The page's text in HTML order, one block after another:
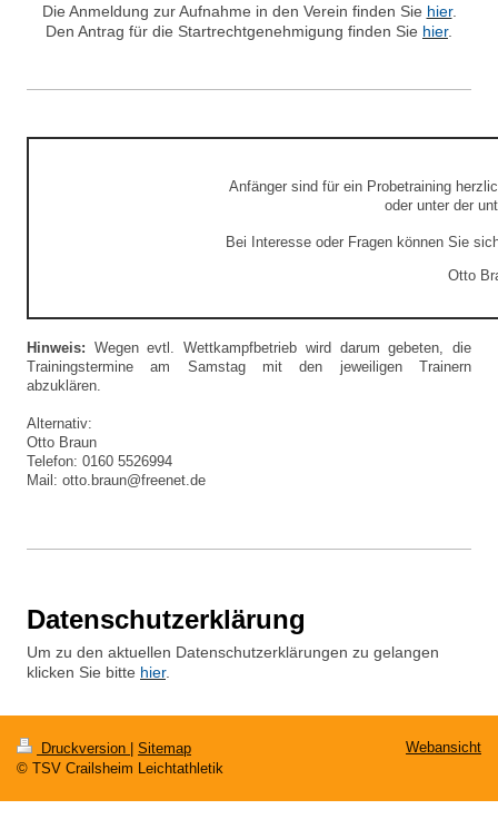
Die Anmeldung zur Aufnahme in den Verein finden Sie hier.
Den Antrag für die Startrechtgenehmigung finden Sie hier.
Anfänger sind für ein Probetraining
oder unter der
Bei Interesse oder Fragen können Sie
Otto
Hinweis: Wegen evtl. Wettkampfbetrieb wird darum gebeten, die
Trainingstermine am Samstag mit den jeweiligen Trainern
abzuklären.
Alternativ:
Otto Braun
Telefon: 0160 5526994
Mail: otto.braun@freenet.de
Datenschutzerklärung
Um zu den aktuellen Datenschutzerklärungen zu gelangen
klicken Sie bitte hier.
Druckversion | Sitemap
© TSV Crailsheim Leichtathletik
Webansicht